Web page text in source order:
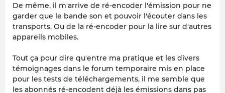
De même, il m'arrive de ré-encoder l'émission pour ne
garder que le bande son et pouvoir l'écouter dans les
transports. Ou de la ré-encoder pour la lire sur d'autres
appareils mobiles.
Tout ça pour dire qu'entre ma pratique et les divers
témoignages dans le forum temporaire mis en place
pour les tests de téléchargements, il me semble que
les abonnés ré-encodent déjà les émissions dans pas